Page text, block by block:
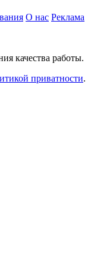
О нас Реклама
качества работы.
приватности.